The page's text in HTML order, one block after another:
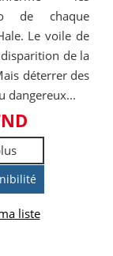
de chaque
Le voile de
de la
déterrer des
dangereux...
liste